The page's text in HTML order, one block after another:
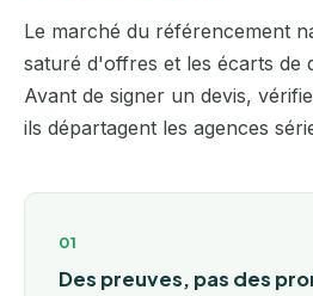
Le marché du référencement
saturé d'offres et les écarts de
Avant de signer un devis,
ils départagent les agences
01
Des preuves, pas des